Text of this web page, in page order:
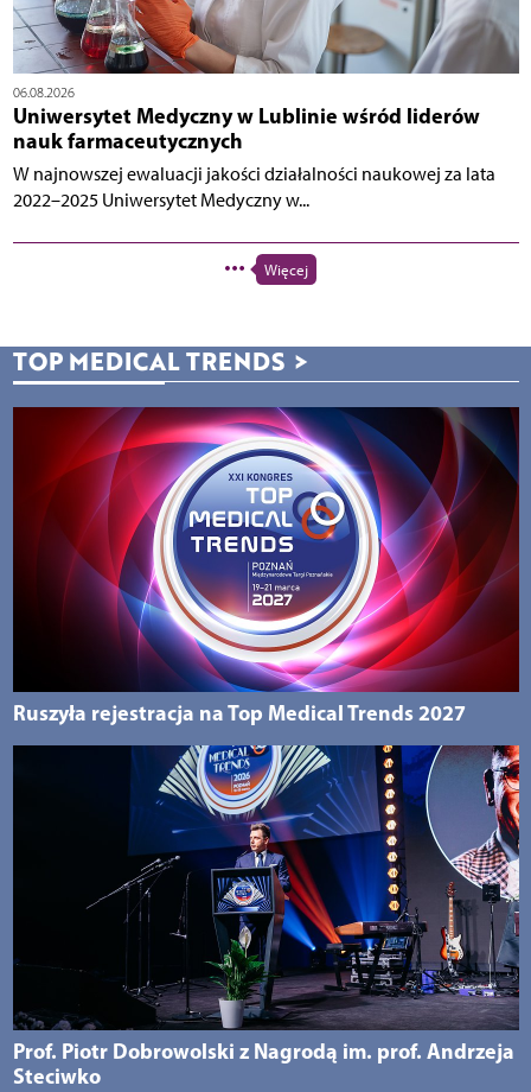
06.08.2026
Uniwersytet Medyczny w Lublinie wśród liderów
nauk farmaceutycznych
W najnowszej ewaluacji jakości działalności naukowej za lata
2022–2025 Uniwersytet Medyczny w...
Więcej
TOP MEDICAL TRENDS >
Ruszyła rejestracja na Top Medical Trends 2027
Prof. Piotr Dobrowolski z Nagrodą im. prof. Andrzeja
Steciwko